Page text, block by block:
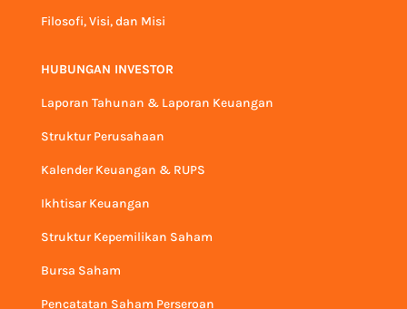
Filosofi, Visi, dan Misi
HUBUNGAN INVESTOR
Laporan Tahunan & Laporan Keuangan
Struktur Perusahaan
Kalender Keuangan & RUPS
Ikhtisar Keuangan
Struktur Kepemilikan Saham
Bursa Saham
Pencatatan Saham Perseroan